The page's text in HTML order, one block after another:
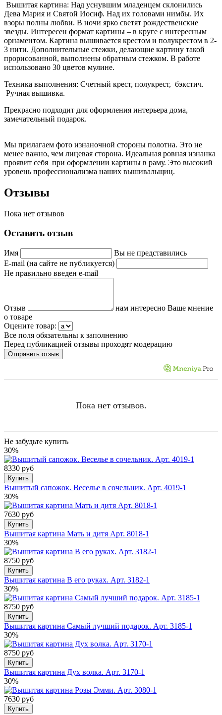
Вышитая картина: Над уснувшим младенцем склонились
Дева Мария и Святой Иосиф. Над их головами нимбы. Их
взоры полны любви. В ночи ярко светят рождественские
звезды. Интересен формат картины – в круге с интересным
орнаментом. Картина вышивается крестом и полукрестом в 2-
3 нити. Дополнительные стежки, делающие картину такой
прорисованной, выполнены обратным стежком. В работе
использовано 30 цветов мулине.
Техника выполнения: Счетный крест, полукрест, бэкстич.
Ручная вышивка.
Прекрасно подходит для оформления интерьера дома,
замечательный подарок.
Мы прилагаем фото изнаночной стороны полотна. Это не
менее важно, чем лицевая сторона. Идеальная ровная изнанка
проявит себя при оформлении картины в раму. Это высокий
уровень профессионализма наших вышивальщиц.
Отзывы
Пока нет отзывов
Оставить отзыв
Имя
Вы не представились
E-mail (на сайте не публикуется)
Не правильно введен e-mail
Отзыв
нам интересно Ваше мнение
о товаре
Оцените товар:
Все поля обязательны к заполнению
Перед публикацией отзывы проходят модерацию
Пока нет отзывов.
Не забудьте купить
30%
8330 руб
Купить
Вышитый сапожок. Веселье в сочельник. Арт. 4019-1
30%
7630 руб
Купить
Вышитая картина Мать и дитя Арт. 8018-1
30%
8750 руб
Купить
Вышитая картина В его руках. Арт. 3182-1
30%
8750 руб
Купить
Вышитая картина Самый лучший подарок. Арт. 3185-1
30%
8750 руб
Купить
Вышитая картина Дух волка. Арт. 3170-1
30%
7630 руб
Купить